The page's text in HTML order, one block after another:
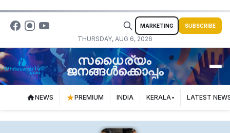
THURSDAY, AUG 6, 2026
MARKETING SUBSCRIBE
സധൈര്യം
ജനങ്ങൾക്കൊപ്പം
NEWS PREMIUM INDIA KERALA LATEST